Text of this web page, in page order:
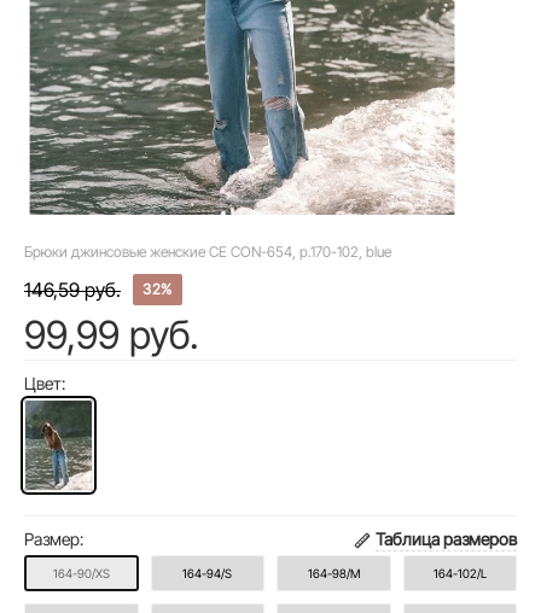
Брюки джинсовые женские CE CON-654, р.170-102, blue
146,59 руб. 32%
99,99 руб.
Цвет:
Размер: Таблица размеров
164-90/XS 164-94/S 164-98/M 164-102/L